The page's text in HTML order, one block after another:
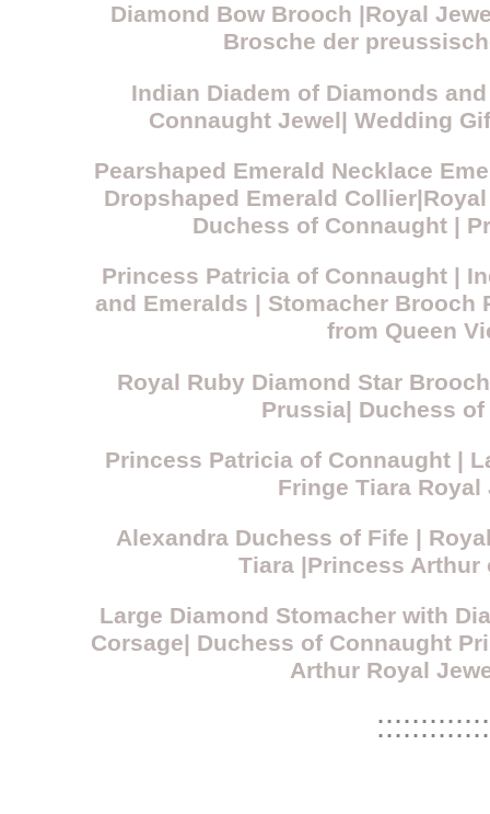
Diamond Bow Brooch |Royal
Brosche der
Indian Diadem of Diamonds
Connaught Jewel| Wedding
Pearshaped Emerald Necklace
Dropshaped Emerald
Duchess of Connaught |
Princess Patricia of Connaught |
and Emeralds | Stomacher Brooch
from Queen
Royal Ruby Diamond Star
Prussia| Duchess
Princess Patricia of Connaught |
Fringe Tiara Royal
Alexandra Duchess of Fife |
Tiara |Princess Arthur
Large Diamond Stomacher with
Corsage| Duchess of Connaught
Arthur Royal